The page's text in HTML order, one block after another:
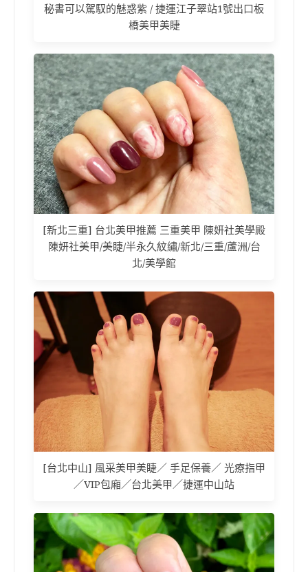
秘書可以駕馭的魅惑紫 / 捷運江子翠站1號出口板
橋美甲美睫
[新北三重] 台北美甲推薦 三重美甲 陳妍社美學殿
陳妍社美甲/美睫/半永久紋繡/新北/三重/蘆洲/台
北/美學館
[台北中山] 風采美甲美睫／ 手足保養／ 光療指甲
／VIP包廂／台北美甲／捷運中山站